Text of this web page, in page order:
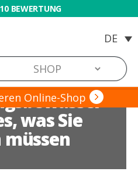
VERBOTEN
Online-Shop
was Sie